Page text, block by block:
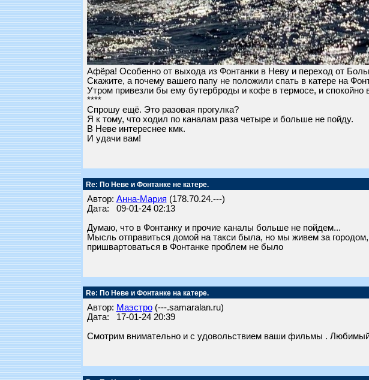
Афёра! Особенно от выхода из Фонтанки в Неву и переход от
Скажите, а почему вашего папу не положили спать в катере на
Утром привезли бы ему бутерброды и кофе в термосе, и спокойно
****
Спрошу ещё. Это разовая прогулка?
Я к тому, что ходил по каналам раза четыре и больше не пойду.
В Неве интереснее кмк.
И удачи вам!
Re: По Неве и Фонтанке не катере.
Автор: Анна-Мария (178.70.24.---)
Дата: 09-01-24 02:13
Думаю, что в Фонтанку и прочие каналы больше не пойдем...
Мысль отправиться домой на такси была, но мы живем за
пришвартоваться в Фонтанке проблем не было
Re: По Неве и Фонтанке на катере.
Автор: Маэстро(---.samaralan.ru)
Дата: 17-01-24 20:39
Смотрим внимательно и с удовольствием ваши фильмы .